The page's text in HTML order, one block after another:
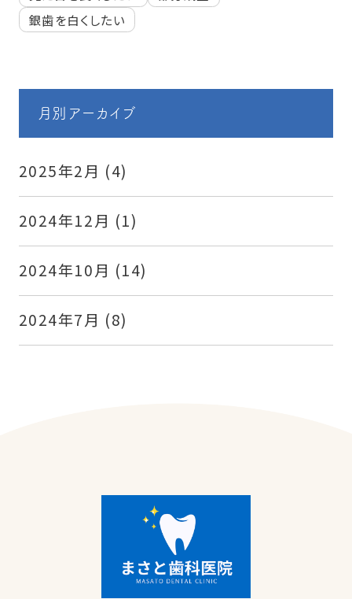
銀歯を白くしたい
月別アーカイブ
2025年2月 (4)
2024年12月 (1)
2024年10月 (14)
2024年7月 (8)